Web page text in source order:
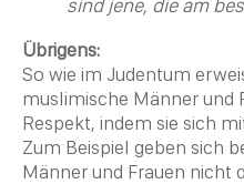
Übrigens:
So wie im Judentum
muslimische Männer und
Respekt, indem sie sich
Zum Beispiel geben sich
Männer und Frauen nicht